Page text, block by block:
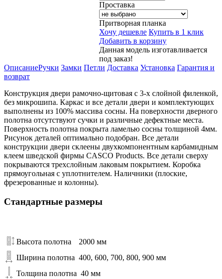
Проставка
Притворная планка
Хочу дешевле Купить в 1 клик
Добавить в корзину
Данная модель изготавливается
под заказ!
ОписаниеРучки Замки Петли Доставка Установка Гарантия и
возврат
Конструкция двери рамочно-щитовая с 3-х слойной филенкой,
без микрошипа. Каркас и все детали двери и комплектующих
выполнены из 100% массива сосны. На поверхности дверного
полотна отсутствуют сучки и различные дефектные места.
Поверхность полотна покрыта ламелью сосны толщиной 4мм.
Рисунок деталей оптимально подобран. Все детали
конструкции двери склеены двухкомпонентным карбамидным
клеем шведской фирмы CASCO Products. Все детали сверху
покрываются трехслойным лаковым покрытием. Коробка
прямоугольная с уплотнителем. Наличники (плоские,
фрезерованные и колонны).
Стандартные размеры
Высота полотна
2000 мм
Ширина полотна 400, 600, 700, 800, 900 мм
Толщина полотна 40 мм